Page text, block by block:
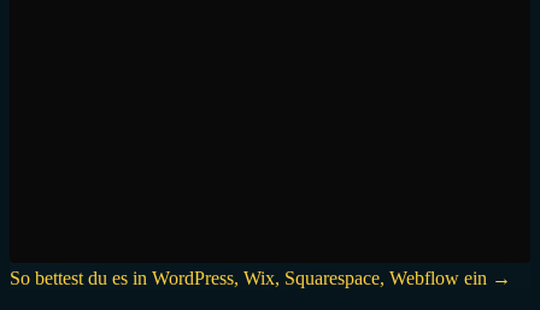
So bettest du es in WordPress, Wix, Squarespace, Webflow ein →